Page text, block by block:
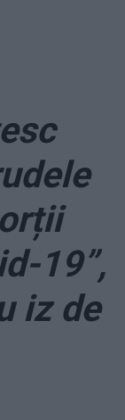
19”,
iz de